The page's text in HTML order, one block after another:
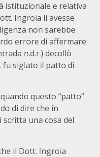
istituzionale e relativa
Ingroia li avesse
non sarebbe
errore di affermare:
n.d.r.) decollò
fu siglato il patto di
questo “patto”
di dire che in
una cosa del
il Dott. Ingroia